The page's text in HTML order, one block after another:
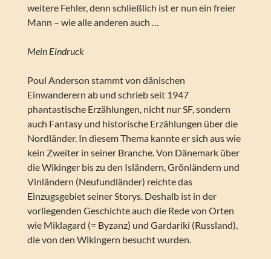
weitere Fehler, denn schließlich ist er nun ein freier
Mann – wie alle anderen auch …
Mein Eindruck
Poul Anderson stammt von dänischen
Einwanderern ab und schrieb seit 1947
phantastische Erzählungen, nicht nur SF, sondern
auch Fantasy und historische Erzählungen über die
Nordländer. In diesem Thema kannte er sich aus wie
kein Zweiter in seiner Branche. Von Dänemark über
die Wikinger bis zu den Isländern, Grönländern und
Vinländern (Neufundländer) reichte das
Einzugsgebiet seiner Storys. Deshalb ist in der
vorliegenden Geschichte auch die Rede von Orten
wie Miklagard (= Byzanz) und Gardariki (Russland),
die von den Wikingern besucht wurden.